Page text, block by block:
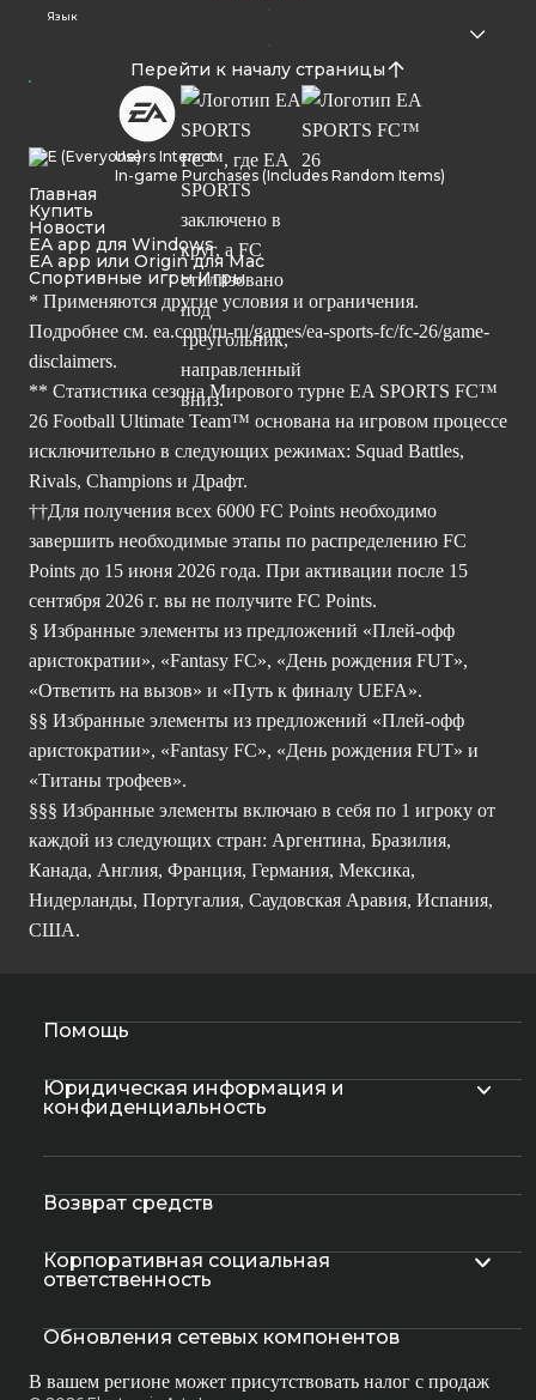
Язык
Перейти к началу страницы
Users Interact
In-game Purchases (Includes Random Items)
Главная
Купить
Новости
EA app для Windows
EA app или Origin для Mac
Спортивные игры Игры
* Применяются другие условия и ограничения.
Подробнее см. ea.com/ru-ru/games/ea-sports-fc/fc-26/game-
disclaimers.
** Статистика сезона Мирового турне EA SPORTS FC™
26 Football Ultimate Team™ основана на игровом процессе
исключительно в следующих режимах: Squad Battles,
Rivals, Champions и Драфт.
††Для получения всех 6000 FC Points необходимо
завершить необходимые этапы по распределению FC
Points до 15 июня 2026 года. При активации после 15
сентября 2026 г. вы не получите FC Points.
§ Избранные элементы из предложений «Плей-офф
аристократии», «Fantasy FC», «День рождения FUT»,
«Ответить на вызов» и «Путь к финалу UEFA».
§§ Избранные элементы из предложений «Плей-офф
аристократии», «Fantasy FC», «День рождения FUT» и
«Титаны трофеев».
§§§ Избранные элементы включаю в себя по 1 игроку от
каждой из следующих стран: Аргентина, Бразилия,
Канада, Англия, Франция, Германия, Мексика,
Нидерланды, Португалия, Саудовская Аравия, Испания,
США.
Помощь
Юридическая информация и
конфиденциальность
Возврат средств
Корпоративная социальная
ответственность
Обновления сетевых компонентов
В вашем регионе может присутствовать налог с продаж